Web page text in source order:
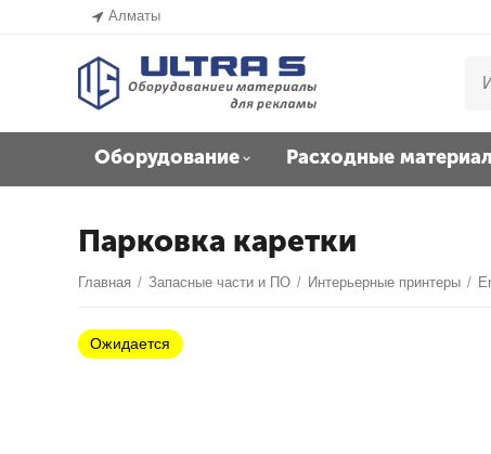
Алматы
Оборудование Расходные
Парковка каретки
Главная / Запасные части и ПО / Интерьерные принтеры /